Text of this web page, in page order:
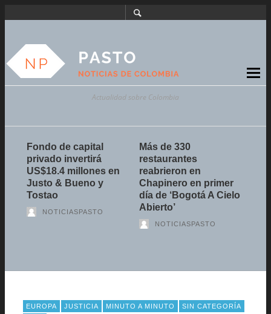
Actualidad sobre Colombia
Fondo de capital
privado invertirá
US$18.4 millones en
Justo & Bueno y
Tostao
NOTICIASPASTO
Más de 330
restaurantes
reabrieron en
Chapinero en primer
día de ‘Bogotá A Cielo
Abierto’
NOTICIASPASTO
EUROPA JUSTICIA MINUTO A MINUTO
SIN CATEGORÍA